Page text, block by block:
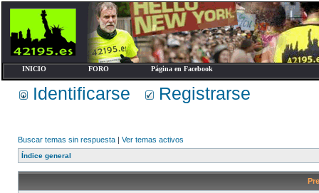
INICIO FORO Página en Facebook
Identificarse Registrarse
Buscar temas sin respuesta | Ver temas activos
Índice general